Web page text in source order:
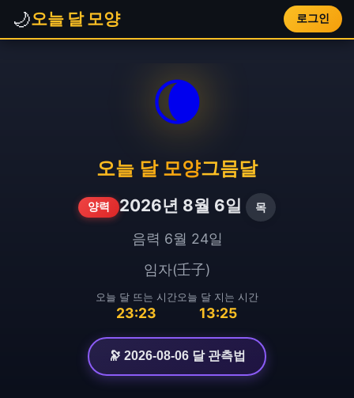
🌙오늘 달 모양 로그인
🌘
오늘 달 모양그믐달
양력 2026년 8월 6일 목
음력 6월 24일
임자(壬子)
오늘 달 뜨는 시간
23:23
오늘 달 지는 시간
13:25
🔭 2026-08-06 달 관측법